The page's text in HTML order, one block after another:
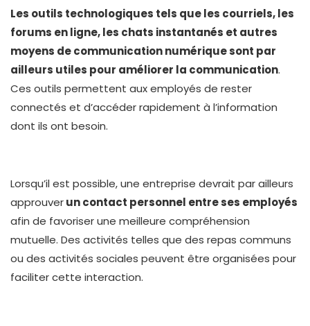
Les outils technologiques tels que les courriels, les
forums en ligne, les chats instantanés et autres
moyens de communication numérique sont par
ailleurs utiles pour améliorer la communication.
Ces outils permettent aux employés de rester
connectés et d’accéder rapidement à l’information
dont ils ont besoin.
Lorsqu’il est possible, une entreprise devrait par ailleurs
approuverun contact personnel entre ses employés
afin de favoriser une meilleure compréhension
mutuelle. Des activités telles que des repas communs
ou des activités sociales peuvent être organisées pour
faciliter cette interaction.